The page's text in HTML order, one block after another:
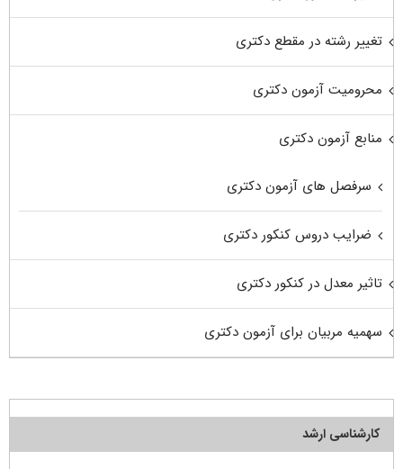
تغییر رشته در مقطع دکتری
محرومیت آزمون دکتری
منابع آزمون دکتری
سرفصل های آزمون دکتری
ضرایب دروس کنکور دکتری
تاثیر معدل در کنکور دکتری
سهمیه مربیان برای آزمون دکتری
کارشناسی ارشد